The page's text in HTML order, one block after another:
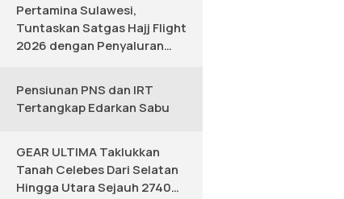
Pertamina Sulawesi,
Tuntaskan Satgas Hajj Flight
2026 dengan Penyaluran
Pensiunan PNS dan IRT
Tertangkap Edarkan Sabu
GEAR ULTIMA Taklukkan
Tanah Celebes Dari Selatan
Hingga Utara Sejauh 2740